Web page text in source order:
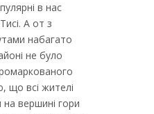
в нас
А от з
набагато
не було
що всі жителі
вершині гори